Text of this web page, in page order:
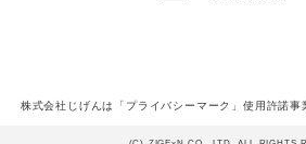
株式会社じげんは「プライバシーマーク」使用許諾事